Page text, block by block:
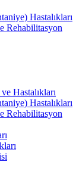
Hastalıkları
Rehabilitasyon
Hastalıkları
Hastalıkları
Rehabilitasyon